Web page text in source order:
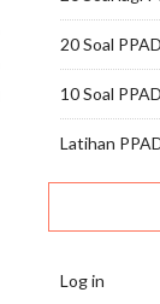
20 Soal
10 Soal
Latihan
Log in